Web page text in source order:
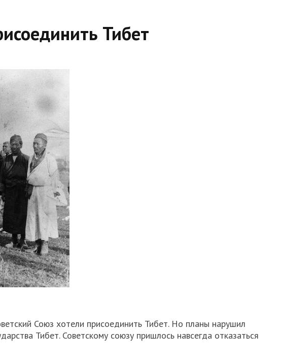
Тибет
Союз хотели присоединить Тибет. Но планы нарушил
Тибет. Советскому союзу пришлось навсегда отказаться